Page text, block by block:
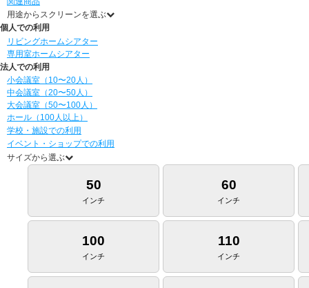
用途からスクリーンを選ぶ
個人での利用
リビングホームシアター
専用室ホームシアター
法人での利用
小会議室（10〜20人）
中会議室（20〜50人）
大会議室（50〜100人）
ホール（100人以上）
学校・施設での利用
イベント・ショップでの利用
サイズから選ぶ
50
インチ
60
インチ
100
インチ
110
インチ